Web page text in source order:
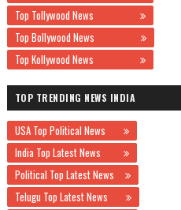
Top Tollywood News
Top Bollywood News
Top Kollywood News
TOP TRENDING NEWS INDIA
USA Top Political News
India Top Latest News
Political Top Latest News
Telugu Top Latest News